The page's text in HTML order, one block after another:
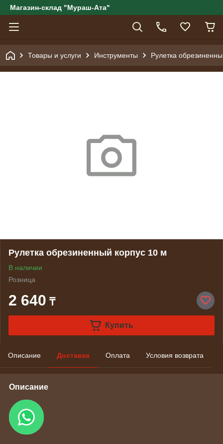
Магазин-склад "Мураш-Ата"
Товары и услуги Инструменты Рулетка
Рулетка обрезиненный корпус 10 м
В наличии
Розница
2 640 ₸
Купить
Описание Доставка Оплата Условия возврата
Описание